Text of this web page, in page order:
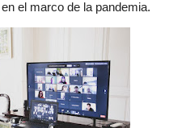
el marco de la pandemia.